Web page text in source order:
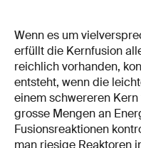
Wenn es um
erfüllt die Kernfusion
reichlich vorhanden,
entsteht, wenn die
einem schwereren
grosse Mengen an
Fusionsreaktionen
man riesige Reaktoren